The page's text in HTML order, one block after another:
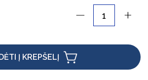
prekės
prekės
Į KREPŠELĮ